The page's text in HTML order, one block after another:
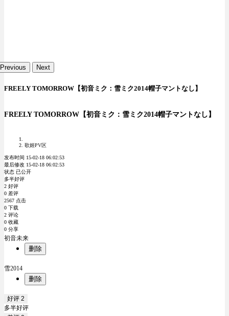
Previous Next
FREELY TOMORROW【初音ミク：雪ミク2014帽子マントなし】
FREELY TOMORROW【初音ミク：雪ミク2014帽子マントなし】
歌姬PV区
发布时间 15-02-18 06:02:53
最后修改 15-02-18 06:02:53
状态 已公开
多半好评
2 好评
0 差评
2567 点击
0 下载
2 评论
0 收藏
0 分享
初音未来
删除
雪2014
删除
好评 2
多半好评